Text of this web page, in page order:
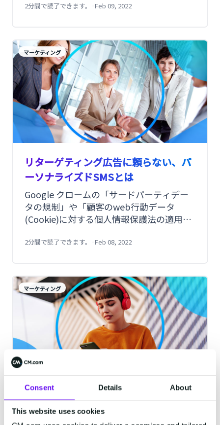
Consent Details About
This website uses cookies
ケティング活動の中で注目される背景やを
2分間で読了できます。 ·Feb 09, 2022
マーケティング
リターゲティング広告に頼らない、パ
ーソナライズドSMSとは
Google クロームの「サードパーティデー
タの規制」や「顧客のweb行動データ
(Cookie)に対する個人情報保護法の適用」
客の行動データを活用したリターゲティン
昨今、企業のデータ活用は細心の注意を払
う必要があります。 そこで新たに注目され
ているのが、ファーストパーティデータ、
ゼロパーティデータを活用した取り組みで
す。その中でも最も始めやすいのは、既に
取得した携帯電話番号宛に送れるSMSで
2分間で読了できます。 ·Feb 08, 2022
マーケティング
ファーストパーティデータとは？SMS
を活用したマーケティング施策を